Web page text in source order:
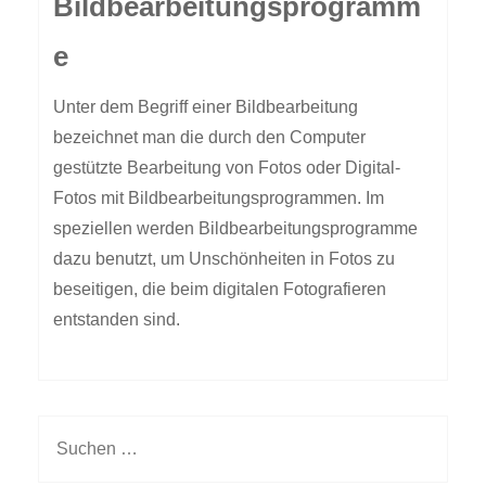
Bildbearbeitungsprogramm
e
Unter dem Begriff einer Bildbearbeitung
bezeichnet man die durch den Computer
gestützte Bearbeitung von Fotos oder Digital-
Fotos mit Bildbearbeitungsprogrammen. Im
speziellen werden Bildbearbeitungsprogramme
dazu benutzt, um Unschönheiten in Fotos zu
beseitigen, die beim digitalen Fotografieren
entstanden sind.
Suchen